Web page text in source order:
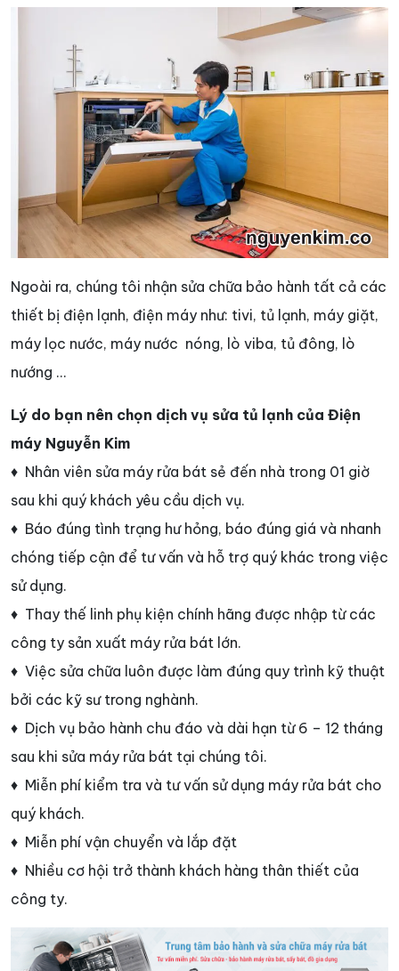
Ngoài ra, chúng tôi nhận sửa chữa bảo hành tất cả các
thiết bị điện lạnh, điện máy như: tivi, tủ lạnh, máy giặt,
máy lọc nước, máy nước nóng, lò viba, tủ đông, lò
nướng …
Lý do bạn nên chọn dịch vụ sửa tủ lạnh của Điện
máy Nguyễn Kim
♦ Nhân viên sửa máy rửa bát sẻ đến nhà trong 01 giờ
sau khi quý khách yêu cầu dịch vụ.
♦ Báo đúng tình trạng hư hỏng, báo đúng giá và nhanh
chóng tiếp cận để tư vấn và hỗ trợ quý khác trong việc
sử dụng.
♦ Thay thế linh phụ kiện chính hãng được nhập từ các
công ty sản xuất máy rửa bát lớn.
♦ Việc sửa chữa luôn được làm đúng quy trình kỹ thuật
bởi các kỹ sư trong nghành.
♦ Dịch vụ bảo hành chu đáo và dài hạn từ 6 – 12 tháng
sau khi sửa máy rửa bát tại chúng tôi.
♦ Miễn phí kiểm tra và tư vấn sử dụng máy rửa bát cho
quý khách.
♦ Miễn phí vận chuyển và lắp đặt
♦ Nhiều cơ hội trở thành khách hàng thân thiết của
công ty.